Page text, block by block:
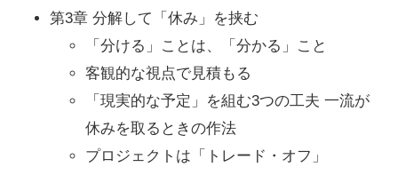
第3章 分解して「休み」を挟む
「分ける」ことは、「分かる」こと
客観的な視点で見積もる
「現実的な予定」を組む3つの工夫 一流が
休みを取るときの作法
プロジェクトは「トレード・オフ」